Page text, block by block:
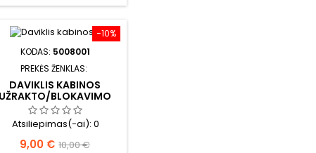
−10%
KODAS: 5008001
PREKĖS ŽENKLAS:
DAVIKLIS KABINOS
UŽRAKTO/BLOKAVIMO
MECHANIZMO
M18*1,5/M27*1,0
Atsiliepimas(-ai):0
Kaina
9,00 € Bazinė
10,00 €